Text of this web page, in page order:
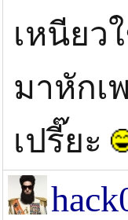
เหนียว
มาหักเ
เปรี๊ยะ